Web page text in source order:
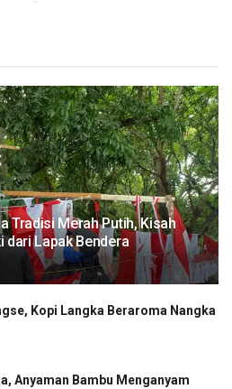
Tradisi Merah Putih, Kisah
dari Lapak Bendera
Kopi Langka Beraroma Nangka
Anyaman Bambu Menganyam